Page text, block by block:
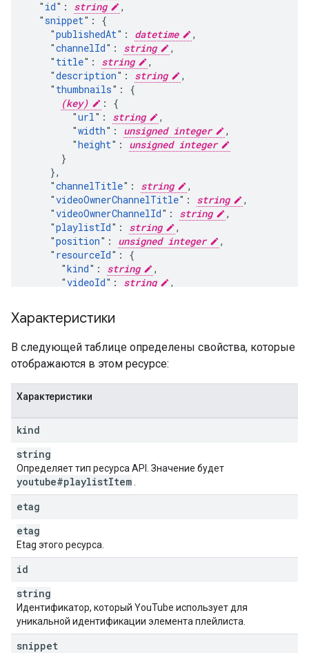
  "
id": string
,
  "
snippet": {
    "
publishedAt": datetime
,
    "
channelId": string
,
    "
title": string
,
    "
description": string
,
    "
thumbnails": {
(key)
: {
        "
url": string
,
        "
width": unsigned integer
,
        "
height": unsigned integer
      }
    },
    "
channelTitle": string
,
    "
videoOwnerChannelTitle": string
,
    "
videoOwnerChannelId": string
,
    "
playlistId": string
,
    "
position": unsigned integer
,
    "
resourceId": {
      "
kind": string
,
      "
videoId": string
,
  "
contentDetails
    "
startAt": string
,
    "
endAt": string
,
    "
videoPublishedAt
  },
    "
  }
}
Характеристики
В следующей таблице определены свойства, которые
отображаются в этом ресурсе:
Характеристики
kind
string
Определяет тип ресурса API. Значение будет
youtube#playlistItem
etag
etag
Etag этого ресурса.
id
string
Идентификатор, который YouTube использует для
уникальной идентификации элемента плейлиста.
snippet